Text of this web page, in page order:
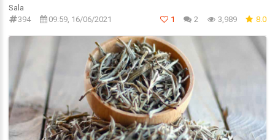
Sala
394
09:59, 16/06/2021 1 2 3,989 8.0